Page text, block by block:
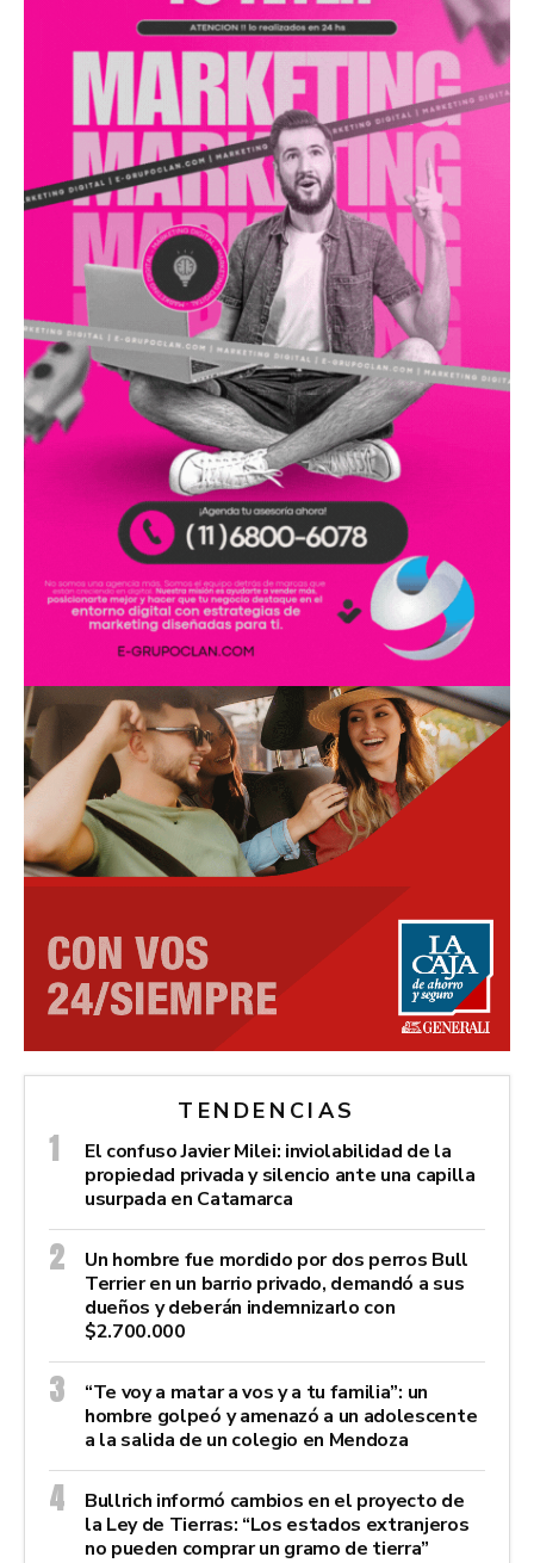
TENDENCIAS
El confuso Javier Milei: inviolabilidad de la
propiedad privada y silencio ante una capilla
usurpada en Catamarca
Un hombre fue mordido por dos perros Bull
Terrier en un barrio privado, demandó a sus
dueños y deberán indemnizarlo con
$2.700.000
“Te voy a matar a vos y a tu familia”: un
hombre golpeó y amenazó a un adolescente
a la salida de un colegio en Mendoza
Bullrich informó cambios en el proyecto de
la Ley de Tierras: “Los estados extranjeros
no pueden comprar un gramo de tierra”